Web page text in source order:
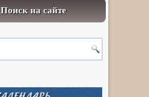
Поиск на сайте